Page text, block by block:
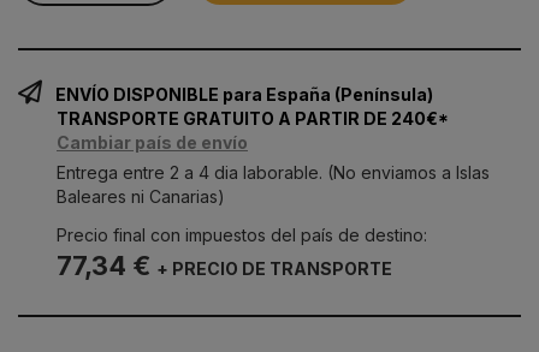
ENVÍO DISPONIBLE para España (Península)
TRANSPORTE GRATUITO A PARTIR DE 240€*
Cambiar país de envío
Entrega entre 2 a 4 dia laborable. (No enviamos a Islas
Baleares ni Canarias)
Precio final con impuestos del país de destino:
77,34 € + PRECIO DE TRANSPORTE